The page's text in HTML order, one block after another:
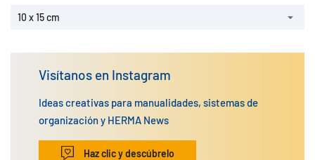
10 x 15 cm
Visítanos en Instagram
Ideas creativas para manualidades, sistemas de
organización y HERMA News
Haz clic y descúbrelo